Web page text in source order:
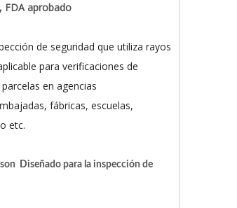
FDA aprobado
de seguridad que utiliza rayos
para verificaciones de
en agencias
fábricas, escuelas,
etc.
Diseñado para la inspección de